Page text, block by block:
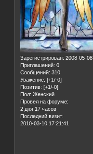
Зарегистрирован: 2008-05-08
Приглашений: 0
Сообщений: 310
Уважение: [+1/-0]
Позитив: [+1/-0]
Пол: Женский
Провел на форуме:
2 дня 17 часов
Последний визит:
2010-03-10 17:21:41